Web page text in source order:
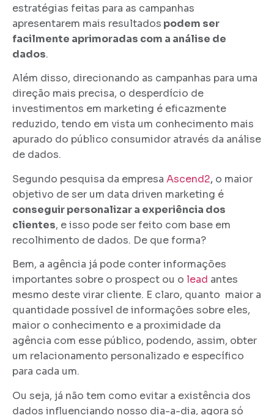
estratégias feitas para as campanhas
apresentarem mais resultados podem ser
facilmente aprimoradas com a análise de
dados.
Além disso, direcionando as campanhas para uma
direção mais precisa, o desperdício de
investimentos em marketing é eficazmente
reduzido, tendo em vista um conhecimento mais
apurado do público consumidor através da análise
de dados.
Segundo pesquisa da empresa Ascend2, o maior
objetivo de ser um data driven marketing é
conseguir personalizar a experiência dos
clientes, e isso pode ser feito com base em
recolhimento de dados. De que forma?
Bem, a agência já pode conter informações
importantes sobre o prospect ou o lead antes
mesmo deste virar cliente. E claro, quanto maior a
quantidade possível de informações sobre eles,
maior o conhecimento e a proximidade da
agência com esse público, podendo, assim, obter
um relacionamento personalizado e específico
para cada um.
Ou seja, já não tem como evitar a existência dos
dados influenciando nosso dia-a-dia, agora só